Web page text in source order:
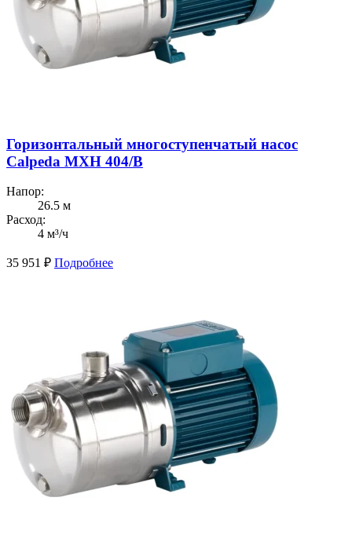
Горизонтальный многоступенчатый насос
Calpeda MXH 404/B
Напор:
26.5 м
Расход:
4 м³/ч
35 951 ₽ Подробнее